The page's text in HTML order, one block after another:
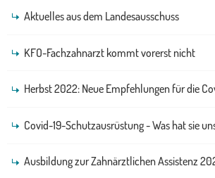
Aktuelles aus dem Landesausschuss
KFO-Fachzahnarzt kommt vorerst nicht
Herbst 2022: Neue Empfehlungen für die
Covid-19-Schutzausrüstung - Was hat sie
Ausbildung zur Zahnärztlichen Assistenz